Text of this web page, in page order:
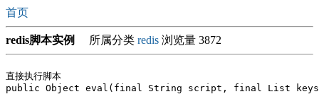
首页
redis脚本实例 所属分类 redis 浏览量 3872
直接执行脚本
public Object eval(final String script, final List